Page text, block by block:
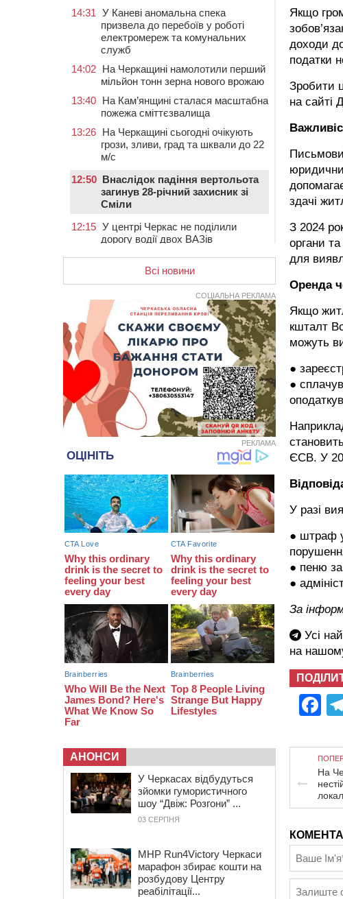
Якщо
доходи
податки
Зробити
на сайті
здачі
З 2024
органи
для
Оренда
Якщо
кшталт
можуть
●
●
ЄСВ. У
У разі
● штраф
● пеню
●
За
Усі
на
На
14:31 У Каневі аномальна спека
призвела до перебоїв у роботі
електромереж та комунальних
служб
14:02 На Черкащині намолотили перший
мільйон тонн зерна нового врожаю
13:40 На Кам’янщині сталася масштабна
пожежа сміттєзвалища
13:26 На Черкащині сьогодні очікують
грози, зливи, град та шквали до 22
м/с
12:50 Внаслідок падіння вертольота
загинув 28-річний захисник зі
Сміли
12:15 У центрі Черкас не поділили
дорогу водії двох ВАЗів
11:29 У Черкасах до середини серпня
обмежать рух транспорту на трьох
вулицях
10:54 На Черкащині кількість укриттів
збільшилась уп’ятеро з початку
повномасштабної війни
10:15
У Черкасах водій Audi Q5
спричинив аварію, не пропустивши
інший кросовер
09:42 “Черкасиводоканал” пропонує
підвищити тарифи на воду та
водовідведення з 2027 року
09:08 Встановити гойдалки, карусель і
закупити іграшки: у Черкасах
просять покращити умови в
дитсадку
08:22 “На щиті” у Чорнобаївську
громаду повертається полеглий
біля Кліщіївки воїн
07:30
Понад 968 мільйонів гривень
земельного податку сплатили на
Черкащині
06 СЕРПНЯ 2026, ЧЕТВЕР
21:13 Вісім медалей, з яких чотири
золоті: черкаські спортсмени
тріумфували на чемпіонаті України
Всі новини
СОЦІАЛЬНА РЕКЛАМА
РЕКЛАМА
АНОНСИ
У Черкасах відбудуться
зйомки гумористичного
шоу “Двіж: Розгони” ...
03 СЕРПНЯ
MHP Run4Victory Черкаси
марафон збирає кошти на
розбудову Центру
реабілітації...